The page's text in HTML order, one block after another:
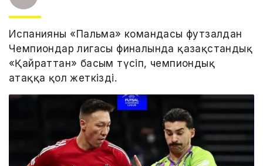
Испанияның «Пальма» командасы футзалдан
Чемпиондар лигасы финалында қазақстандық
«Қайраттан» басым түсіп, чемпиондық
атаққа қол жеткізді.